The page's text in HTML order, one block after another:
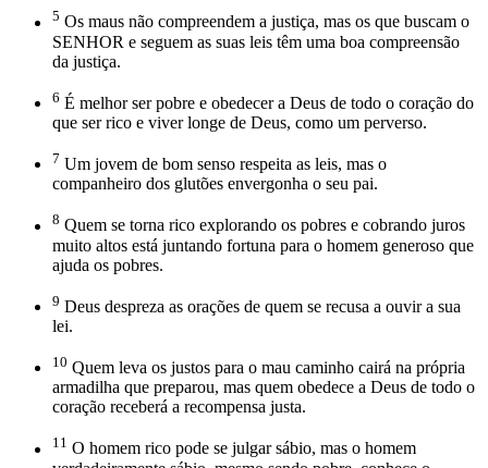
5 Os maus não compreendem a justiça, mas os que buscam o
SENHOR e seguem as suas leis têm uma boa compreensão
da justiça.
6 É melhor ser pobre e obedecer a Deus de todo o coração do
que ser rico e viver longe de Deus, como um perverso.
7 Um jovem de bom senso respeita as leis, mas o
companheiro dos glutões envergonha o seu pai.
8 Quem se torna rico explorando os pobres e cobrando juros
muito altos está juntando fortuna para o homem generoso que
ajuda os pobres.
9 Deus despreza as orações de quem se recusa a ouvir a sua
lei.
10 Quem leva os justos para o mau caminho cairá na própria
armadilha que preparou, mas quem obedece a Deus de todo o
coração receberá a recompensa justa.
11 O homem rico pode se julgar sábio, mas o homem